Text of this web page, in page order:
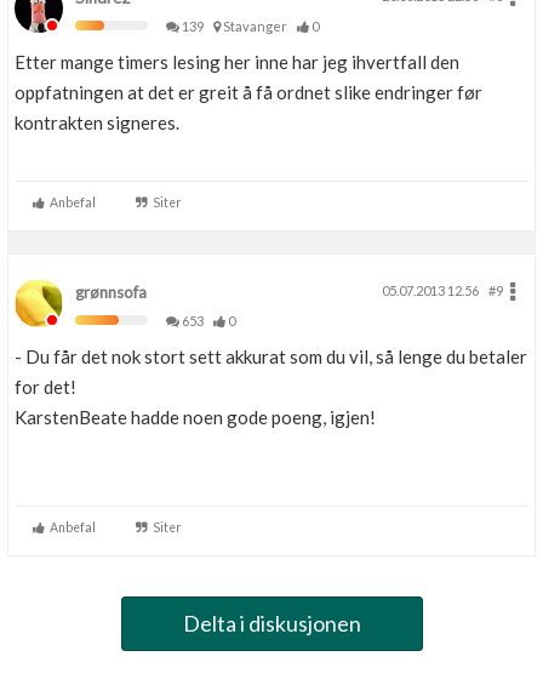
139
Stavanger 0
Etter mange timers lesing her inne har jeg ihvertfall den
oppfatningen at det er greit å få ordnet slike endringer før
kontrakten signeres.
Anbefal Siter
grønnsofa 05.07.2013 12.56
#9
653
0
- Du får det nok stort sett akkurat som du vil, så lenge du betaler
for det!
KarstenBeate hadde noen gode poeng, igjen!
Anbefal Siter
Delta i diskusjonen